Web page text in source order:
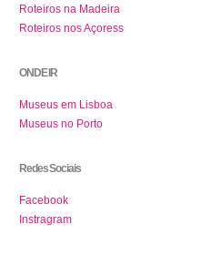
Roteiros na Madeira
Roteiros nos Açoress
ONDE IR
Museus em Lisboa
Museus no Porto
Redes Sociais
Facebook
Instragram